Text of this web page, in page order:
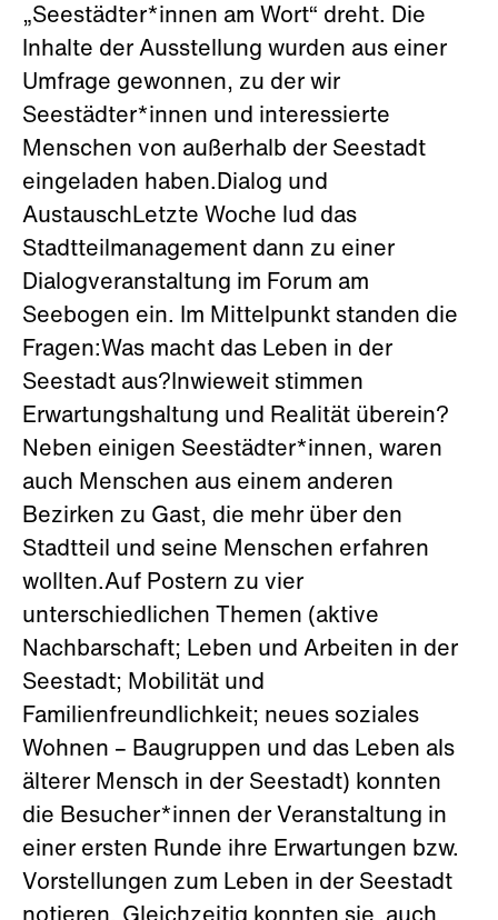
„Seestädter*innen am Wort“ dreht. Die
Inhalte der Ausstellung wurden aus einer
Umfrage gewonnen, zu der wir
Seestädter*innen und interessierte
Menschen von außerhalb der Seestadt
eingeladen haben.Dialog und
AustauschLetzte Woche lud das
Stadtteilmanagement dann zu einer
Dialogveranstaltung im Forum am
Seebogen ein. Im Mittelpunkt standen die
Fragen:Was macht das Leben in der
Seestadt aus?Inwieweit stimmen
Erwartungshaltung und Realität überein?
Neben einigen Seestädter*innen, waren
auch Menschen aus einem anderen
Bezirken zu Gast, die mehr über den
Stadtteil und seine Menschen erfahren
wollten.Auf Postern zu vier
unterschiedlichen Themen (aktive
Nachbarschaft; Leben und Arbeiten in der
Seestadt; Mobilität und
Familienfreundlichkeit; neues soziales
Wohnen – Baugruppen und das Leben als
älterer Mensch in der Seestadt) konnten
die Besucher*innen der Veranstaltung in
einer ersten Runde ihre Erwartungen bzw.
Vorstellungen zum Leben in der Seestadt